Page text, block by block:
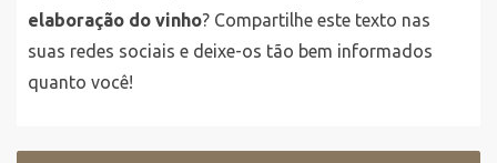
elaboração do vinho? Compartilhe este texto nas
suas redes sociais e deixe-os tão bem informados
quanto você!